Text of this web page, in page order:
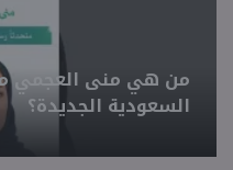
من هي منى العجمي
السعودية الجديدة؟